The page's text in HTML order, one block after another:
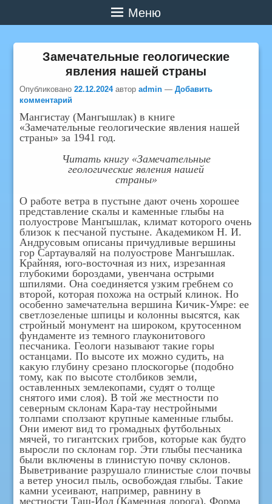
Меню
Замечательные геологические
явления нашей страны
Опубликовано22.12.2024 авторadmin —Добавить
комментарий
Мангистау (Мангышлак) в книге
«Замечательные геологические явления нашей
страны» за 1941 год.
Читать книгу «Замечательные
геологические явления нашей
страны»
О работе ветра в пустыне дают очень хорошее
представление скалы и каменные глыбы на
полуострове Мангышлак, климат которого очень
близок к песчаной пустыне. Академиком Н. И.
Андрусовым описаны причудливые вершины
гop Сартауваляй на полуострове Мангышлак.
Крайняя, юго-восточная из них, изрезанная
глубокими бороздами, увенчана острыми
шпилями. Она соединяется узким гребнем со
второй, которая похожа на острый клинок. Но
особенно замечательна вершина Кичик-Умре: ее
светлозеленые шпицы и колонны высятся, как
стройный монумент на широком, крутосенном
фундаменте из темного глауконитового
песчаника. Геологи называют такие горы
останцами. По высоте их можно судить, на
какую глубину срезано плоскогорье (подобно
тому, как пo высоте столбиков земли,
оставленных землекопами, судят о толще
снятого ими слоя). В той же местности по
северным склонам Кара-тау нестройными
толпами сползают крупные каменные глыбы.
Они имеют вид то громадных футбольных
мячей, то гигантских грибов, которые как будто
выросли по склонам гор. Эти глыбы песчаника
были включены в глинистую почву склонов.
Выветривание разрушало глинистые слои почвы
а ветер уносил пыль, освобождая глыбы. Такие
камни усеивают, например, равнину в
местности Таш-Иол (Каменная дорога). Форма